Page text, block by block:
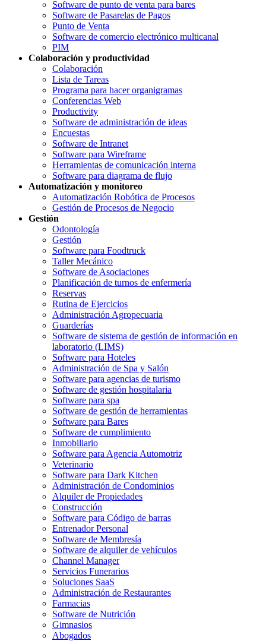
Software de punto de venta para bares
Software de Pasarelas de Pagos
Punto de Venta
Software de comercio electrónico multicanal
PIM
Colaboración y productividad
Colaboración
Lista de Tareas
Programa para hacer organigramas
Conferencias Web
Productivity
Software de administración de ideas
Encuestas
Software de Intranet
Software para Wireframe
Herramientas de comunicación interna
Software para diagrama de flujo
Automatización y monitoreo
Automatización Robótica de Procesos
Gestión de Procesos de Negocio
Gestión
Odontología
Gestión
Software para Foodtruck
Taller Mecánico
Software de Asociaciones
Planificación de turnos de enfermería
Reservas
Rutina de Ejercicios
Administración Agropecuaria
Guarderías
Software de sistema de gestión de información en
laboratorio (LIMS)
Software para Hoteles
Administración de Spa y Salón
Software para agencias de turismo
Software de gestión hospitalaria
Software para spa
Software de gestión de herramientas
Software para Bares
Software de cumplimiento
Inmobiliario
Software para Agencia Automotriz
Veterinario
Software para Dark Kitchen
Administración de Condominios
Alquiler de Propiedades
Construcción
Software para Código de barras
Entrenador Personal
Software de Membresía
Software de alquiler de vehículos
Channel Manager
Servicios Funerarios
Soluciones SaaS
Administración de Restaurantes
Farmacias
Software de Nutrición
Gimnasios
Abogados